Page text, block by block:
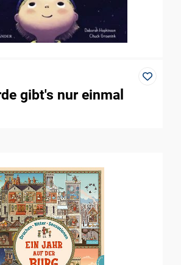
gibt's nur einmal